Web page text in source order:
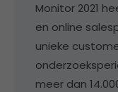
Monitor 2021
en online
unieke
meer dan